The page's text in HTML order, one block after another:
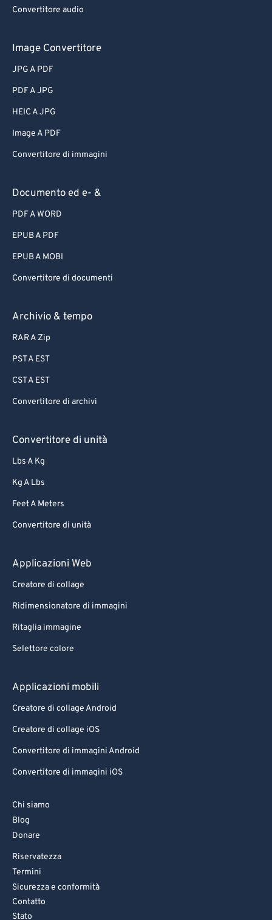
Convertitore audio
Image Convertitore
JPG A PDF
PDF A JPG
HEIC A JPG
Image A PDF
Convertitore di immagini
Documento ed e- &
PDF A WORD
EPUB A PDF
EPUB A MOBI
Convertitore di documenti
Archivio & tempo
RAR A Zip
PST A EST
CST A EST
Convertitore di archivi
Convertitore di unità
Lbs A Kg
Kg A Lbs
Feet A Meters
Convertitore di unità
Applicazioni Web
Creatore di collage
Ridimensionatore di immagini
Ritaglia immagine
Selettore colore
Applicazioni mobili
Creatore di collage Android
Creatore di collage iOS
Convertitore di immagini Android
Convertitore di immagini iOS
Chi siamo
Blog
Donare
Riservatezza
Termini
Sicurezza e conformità
Contatto
Stato